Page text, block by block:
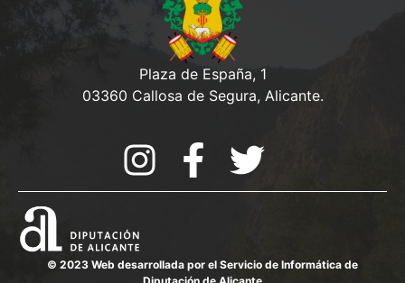
Plaza de España, 1
03360 Callosa de Segura, Alicante.
© 2023 Web desarrollada por el Servicio de Informática de